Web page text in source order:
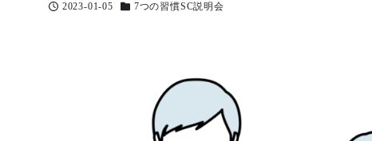
投稿日
2023-01-05
カテゴリー
7つの習慣SC説明会